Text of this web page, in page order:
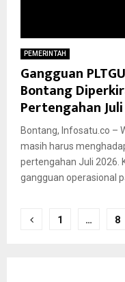
PEMERINTAH
Gangguan
Bontang
Pertengahan Juli
Bontang, Infosatu.co –
masih harus
pertengahan Juli 2026.
gangguan operasional
Paginasi
1 … 8